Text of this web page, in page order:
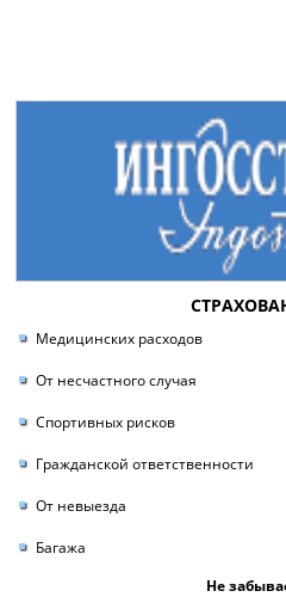
Медицинских расходов
От несчастного случая
Спортивных рисков
Гражданской ответственности
От невыезда
Багажа
Не